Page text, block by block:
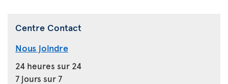
Centre Contact
Nous joindre
24 heures sur 24
7 jours sur 7